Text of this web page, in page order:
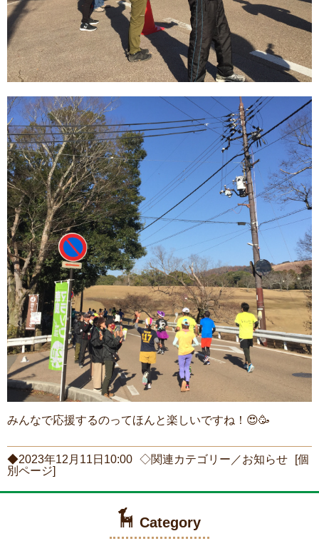
Category
みんなで応援するのってほんと楽しいですね！😍🥳
◆2023年12月11日10:00 ◇関連カテゴリー／お知らせ
[個
別ページ]